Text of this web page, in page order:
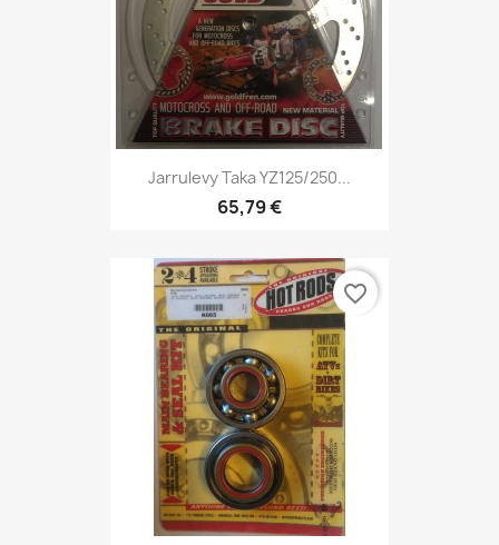
Jarrulevy Taka YZ125/250...
65,79 €
favorite_border